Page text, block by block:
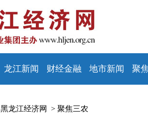
龙江新闻 财经金融 地市新闻 聚
黑龙江经济网 > 聚焦三农